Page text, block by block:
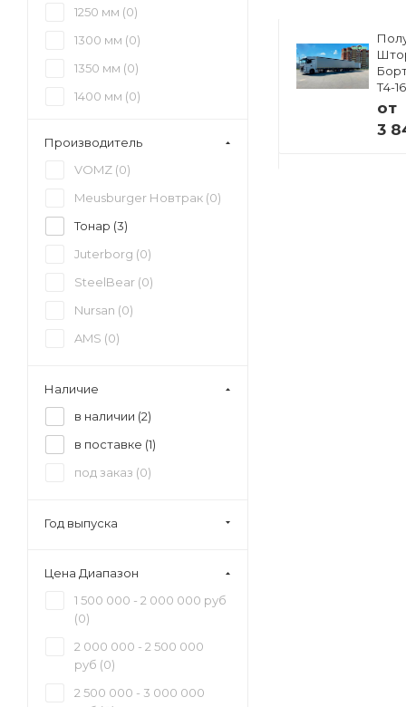
4 941 000 ₽
Т4-
от
3
1250 мм (0)
1300 мм (0)
1350 мм (0)
1400 мм (0)
1500 мм (
1550 мм (
0
1600 мм (0
Производитель
VOMZ (0)
Meusburger Новтрак (0)
Тонар (3)
Juterborg (0)
SteelBear (0)
Nursan (0)
AMS (0)
Наличие
в наличии (2)
в поставке (1)
под заказ (0)
Год выпуска
Цена Диапазон
1 500 000 - 2 000 000 руб
(0)
2 000 000 - 2 500 000
руб (0)
2 500 000 - 3 000 000